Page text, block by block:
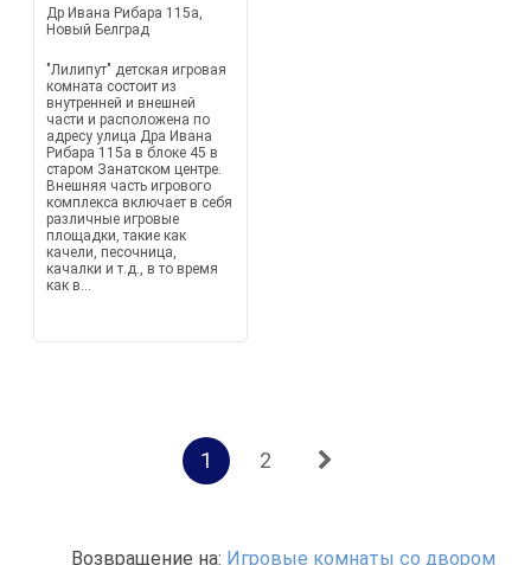
Др Ивана Рибара 115а,
Новый Белград
"Лилипут" детская игровая
комната состоит из
внутренней и внешней
части и расположена по
адресу улица Дра Ивана
Рибара 115а в блоке 45 в
старом Занатском центре.
Внешняя часть игрового
комплекса включает в себя
различные игровые
площадки, такие как
качели, песочница,
качалки и т.д., в то время
как в...
1 2
Возвращение на: Игровые комнаты со двором